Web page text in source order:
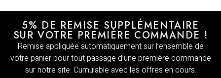
5% DE REMISE SUPPLÉMENTAIRE
SUR VOTRE PREMIÈRE COMMANDE !
Remise appliquée automatiquement sur l’ensemble de
votre panier pour tout passage d’une première commande
sur notre site. Cumulable avec les offres en cours.